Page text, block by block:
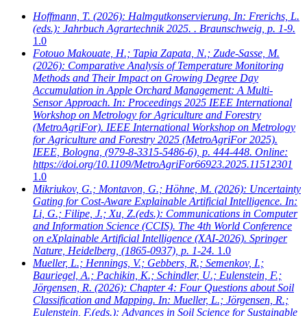
Hoffmann, T. (2026): Halmgutkonservierung. In: Frerichs, L.
(eds.): Jahrbuch Agrartechnik 2025. . Braunschweig, p. 1-9.
1.0
Fotouo Makouate, H.; Tapia Zapata, N.; Zude-Sasse, M.
(2026): Comparative Analysis of Temperature Monitoring
Methods and Their Impact on Growing Degree Day
Accumulation in Apple Orchard Management: A Multi-
Sensor Approach. In: Proceedings 2025 IEEE International
Workshop on Metrology for Agriculture and Forestry
(MetroAgriFor). IEEE International Workshop on Metrology
for Agriculture and Forestry 2025 (MetroAgriFor 2025).
IEEE, Bologna, (979-8-3315-5486-6), p. 444-448. Online:
https://doi.org/10.1109/MetroAgriFor66923.2025.11512301
1.0
Mikriukov, G.; Montavon, G.; Höhne, M. (2026): Uncertainty
Gating for Cost-Aware Explainable Artificial Intelligence. In:
Li, G.; Filipe, J.; Xu, Z.(eds.): Communications in Computer
and Information Science (CCIS). The 4th World Conference
on eXplainable Artificial Intelligence (XAI-2026). Springer
Nature, Heidelberg, (1865-0937), p. 1-24. 1.0
Mueller, L.; Hennings, V.; Gebbers, R.; Semenkov, I.;
Bauriegel, A.; Pachikin, K.; Schindler, U.; Eulenstein, F.;
Jörgensen, R. (2026): Chapter 4: Four Questions about Soil
Classification and Mapping. In: Mueller, L.; Jörgensen, R.;
Eulenstein, F.(eds.): Advances in Soil Science for Sustainable